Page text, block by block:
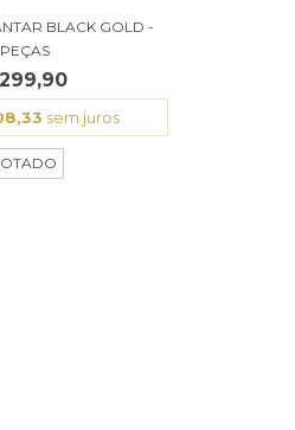
BLACK GOLD -
sem juros